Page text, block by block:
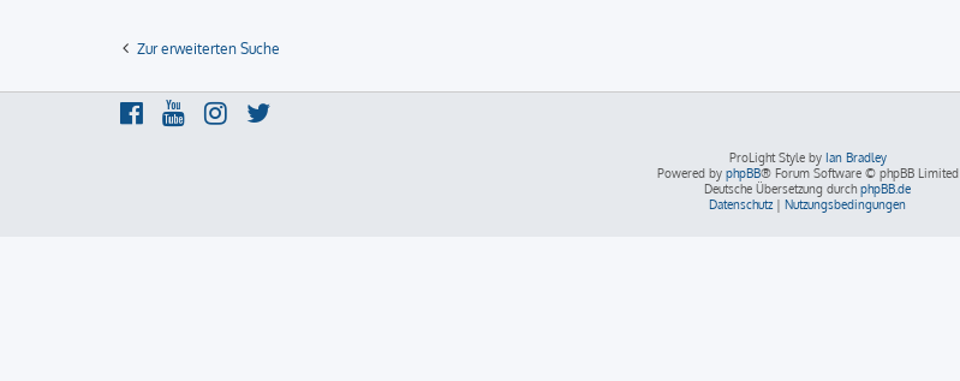
Zur erweiterten Suche
ProLight Style by Ian Bradley
Powered by phpBB® Forum Software © phpBB Limited
Deutsche Übersetzung durch phpBB.de
Datenschutz | Nutzungsbedingungen